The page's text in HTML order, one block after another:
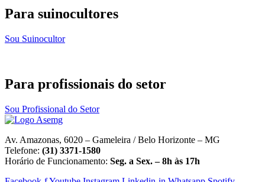
Para suinocultores
Sou Suinocultor
Para profissionais do setor
Sou Profissional do Setor
Av. Amazonas, 6020 – Gameleira / Belo Horizonte – MG
Telefone: (31) 3371-1580
Horário de Funcionamento: Seg. a Sex. – 8h às 17h